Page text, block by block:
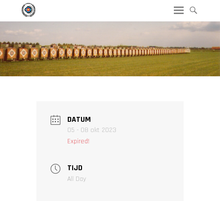
DATUM
05 - 08 okt 2023
Expired!
TIJD
All Day